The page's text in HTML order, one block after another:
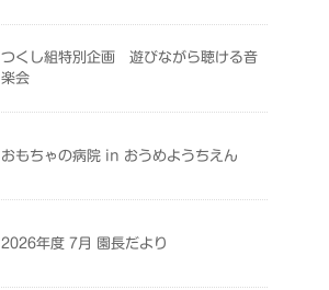
つくし組特別企画 遊びながら聴ける音
楽会
おもちゃの病院 in おうめようちえん
2026年度 7月 園長だより